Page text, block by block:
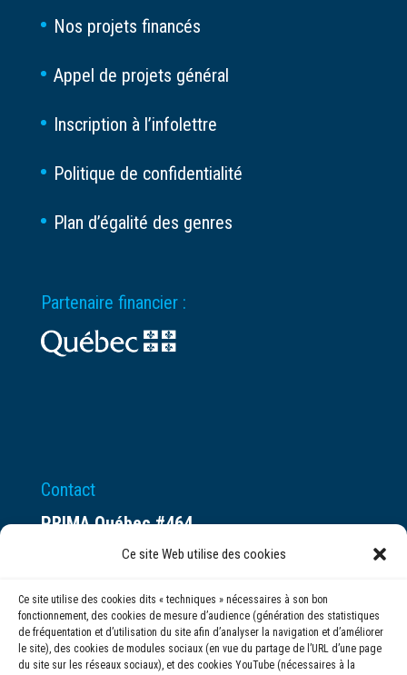
Ce site Web utilise des cookies
Ce site utilise des cookies dits « techniques » nécessaires à son bon
fonctionnement, des cookies de mesure d’audience (génération des statistiques
de fréquentation et d’utilisation du site afin d’analyser la navigation et d’améliorer
le site), des cookies de modules sociaux (en vue du partage de l’URL d’une page
du site sur les réseaux sociaux), et des cookies YouTube (nécessaires à la
Nos projets financés
Appel de projets général
Inscription à l’infolettre
Politique de confidentialité
Plan d’égalité des genres
Partenaire financier :
Contact
PRIMA Québec #464
Espace ax.c
Montréal (QC) H3C 0B4
(514) 284-0211